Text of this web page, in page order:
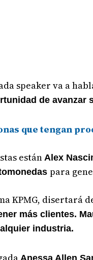
speaker va a
de avanzar
que tengan
estánAlex
para
KPMG, disertará
más clientes.
industria.